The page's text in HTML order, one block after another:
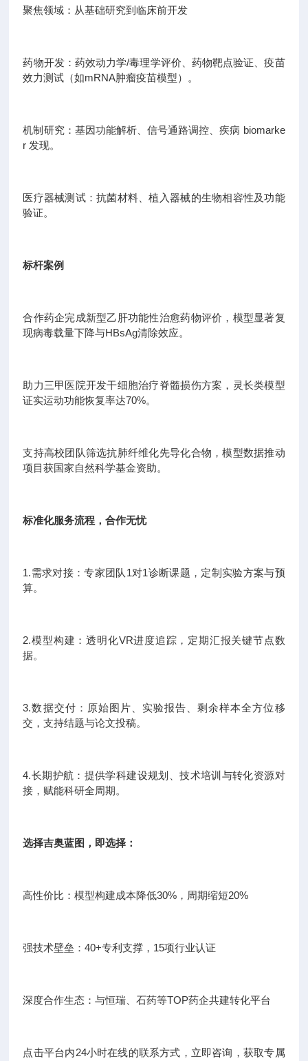
聚焦领域：从基础研究到临床前开发
药物开发：药效动力学/毒理学评价、药物靶点验证、疫苗
效力测试（如mRNA肿瘤疫苗模型）。
机制研究：基因功能解析、信号通路调控、疾病 biomarke
r 发现。
医疗器械测试：抗菌材料、植入器械的生物相容性及功能
验证。
标杆案例
合作药企完成新型乙肝功能性治愈药物评价，模型显著复
现病毒载量下降与HBsAg清除效应。
助力三甲医院开发干细胞治疗脊髓损伤方案，灵长类模型
证实运动功能恢复率达70%。
支持高校团队筛选抗肺纤维化先导化合物，模型数据推动
项目获国家自然科学基金资助。
标准化服务流程，合作无忧
1.需求对接：专家团队1对1诊断课题，定制实验方案与预
算。
2.模型构建：透明化VR进度追踪，定期汇报关键节点数
据。
3.数据交付：原始图片、实验报告、剩余样本全方位移
交，支持结题与论文投稿。
4.长期护航：提供学科建设规划、技术培训与转化资源对
接，赋能科研全周期。
选择吉奥蓝图，即选择：
高性价比：模型构建成本降低30%，周期缩短20%
强技术壁垒：40+专利支撑，15项行业认证
深度合作生态：与恒瑞、石药等TOP药企共建转化平台
点击平台内24小时在线的联系方式，立即咨询，获取专属